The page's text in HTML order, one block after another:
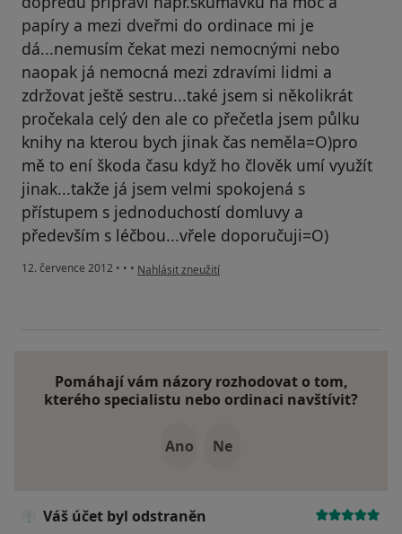
papíry a mezi dveřmi do ordinace mi je
dá...nemusím čekat mezi nemocnými nebo
naopak já nemocná mezi zdravími lidmi a
zdržovat ještě sestru...také jsem si několikrát
pročekala celý den ale co přečetla jsem půlku
knihy na kterou bych jinak čas neměla=O)pro
mě to ení škoda času když ho člověk umí využít
jinak...takže já jsem velmi spokojená s
přístupem s jednoduchostí domluvy a
především s léčbou...vřele doporučuji=O)
12. července 2012 • • • podle názoru uživatele Váš účet byl odstraněn
Nahlásit zneužití
Pomáhají vám názory rozhodovat o tom,
kterého specialistu nebo ordinaci navštívit?
Ano Ne
Váš účet byl odstraněn